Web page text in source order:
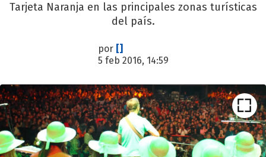
Tarjeta Naranja en las principales zonas turísticas
del país.
por []
5 feb 2016, 14:59